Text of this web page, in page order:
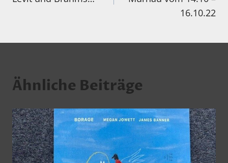
16.10.22
Ähnliche Beiträge